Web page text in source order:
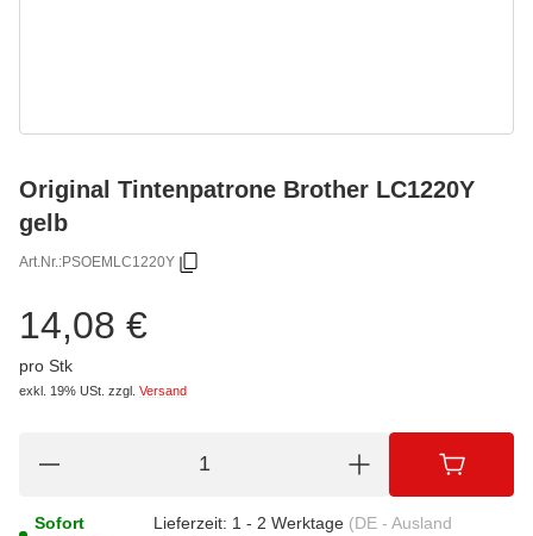
Original Tintenpatrone Brother LC1220Y
gelb
Art.Nr.:PSOEMLC1220Y
14,08 €
pro Stk
exkl. 19% USt. zzgl. Versand
Sofort
Lieferzeit: 1 - 2 Werktage (DE - Ausland